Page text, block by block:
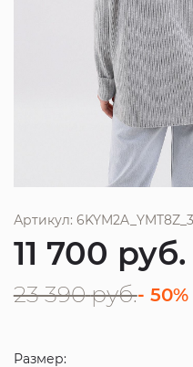
Артикул:
11 700 руб.
23 390 руб.- 50%
Размер: